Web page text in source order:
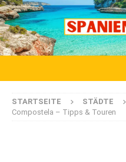
STARTSEITE STÄDTE
Compostela – Tipps & Touren